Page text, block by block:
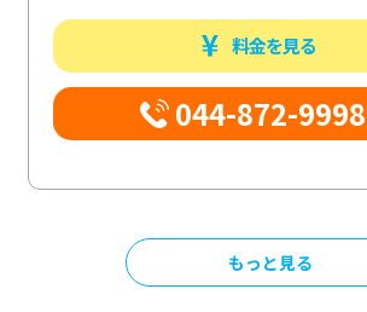
料金を見る
044-872-9998
もっと見る